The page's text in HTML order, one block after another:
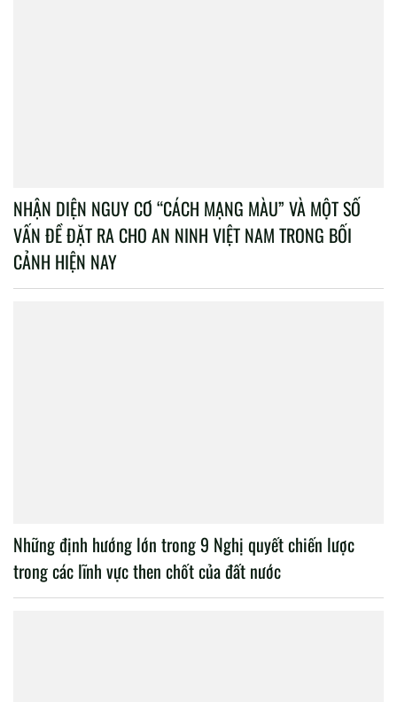
NHẬN DIỆN NGUY CƠ “CÁCH MẠNG MÀU” VÀ MỘT SỐ
VẤN ĐỀ ĐẶT RA CHO AN NINH VIỆT NAM TRONG BỐI
CẢNH HIỆN NAY
Những định hướng lớn trong 9 Nghị quyết chiến lược
trong các lĩnh vực then chốt của đất nước